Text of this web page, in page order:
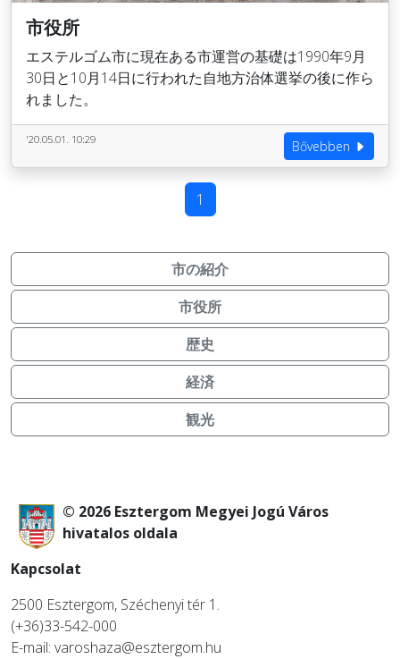
市役所
エステルゴム市に現在ある市運営の基礎は1990年9月
30日と10月14日に行われた自地方治体選挙の後に作ら
れました。
'20.05.01. 10:29 Bővebben
1
市の紹介
市役所
歴史
経済
観光
© 2026 Esztergom Megyei Jogú Város
hivatalos oldala
Kapcsolat
2500 Esztergom, Széchenyi tér 1.
(+36)33-542-000
E-mail: varoshaza@esztergom.hu